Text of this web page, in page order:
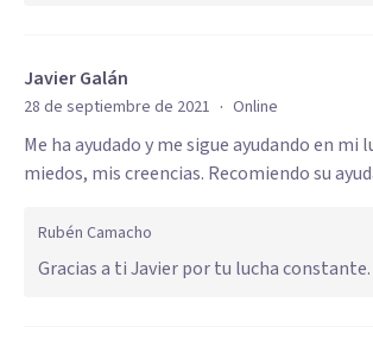
Javier Galán
28 de septiembre de 2021 · Online
Me ha ayudado y me sigue ayudando en mi
miedos, mis creencias. Recomiendo su
Rubén Camacho
Gracias a ti Javier por tu lucha